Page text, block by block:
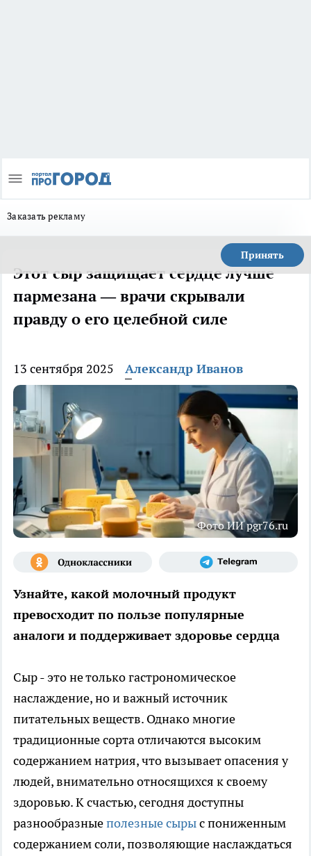
Заказать рекламу
Принять
Этот сыр защищает сердце лучше
пармезана — врачи скрывали
правду о его целебной силе
13 сентября 2025 Александр Иванов
Фото ИИ pgr76.ru
Узнайте, какой молочный продукт
превосходит по пользе популярные
аналоги и поддерживает здоровье сердца
Сыр - это не только гастрономическое
наслаждение, но и важный источник
питательных веществ. Однако многие
традиционные сорта отличаются высоким
содержанием натрия, что вызывает опасения у
людей, внимательно относящихся к своему
здоровью. К счастью, сегодня доступны
разнообразныеполезные сырыс пониженным
содержанием соли, позволяющие наслаждаться